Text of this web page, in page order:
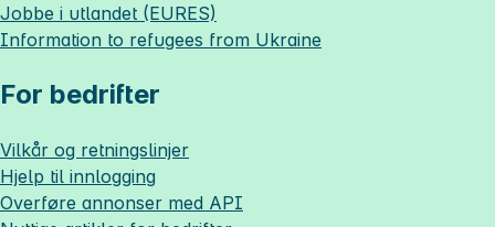
Jobbe i utlandet (EURES)
Information to refugees from Ukraine
For bedrifter
Vilkår og retningslinjer
Hjelp til innlogging
Overføre annonser med API